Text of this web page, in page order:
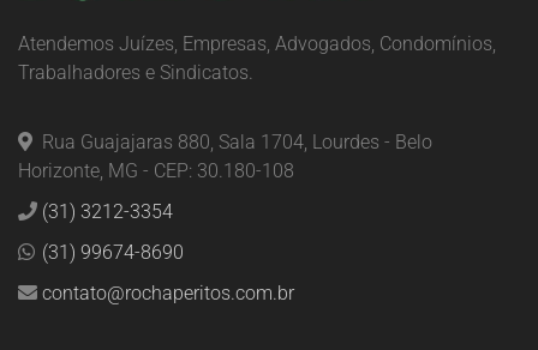
Atendemos Juízes, Empresas, Advogados, Condomínios,
Trabalhadores e Sindicatos.
Rua Guajajaras 880, Sala 1704, Lourdes - Belo
Horizonte, MG - CEP: 30.180-108
(31) 3212-3354
(31) 99674-8690
contato@rochaperitos.com.br